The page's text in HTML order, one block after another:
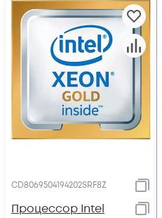
CD8069504194202SRF8Z
Процессор Intel